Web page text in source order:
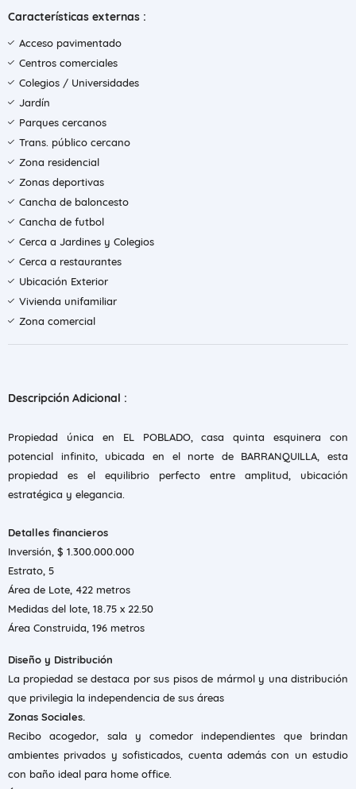
Características externas :
Acceso pavimentado
Centros comerciales
Colegios / Universidades
Jardín
Parques cercanos
Trans. público cercano
Zona residencial
Zonas deportivas
Cancha de baloncesto
Cancha de futbol
Cerca a Jardines y Colegios
Cerca a restaurantes
Ubicación Exterior
Vivienda unifamiliar
Zona comercial
Descripción Adicional :
Propiedad única en EL POBLADO, casa quinta esquinera con
potencial infinito, ubicada en el norte de BARRANQUILLA, esta
propiedad es el equilibrio perfecto entre amplitud, ubicación
estratégica y elegancia.
Detalles financieros
Inversión, $ 1.300.000.000
Estrato, 5
Área de Lote, 422 metros
Medidas del lote, 18.75 x 22.50
Área Construida, 196 metros
Diseño y Distribución
La propiedad se destaca por sus pisos de mármol y una distribución
que privilegia la independencia de sus áreas
Zonas Sociales.
Recibo acogedor, sala y comedor independientes que brindan
ambientes privados y sofisticados, cuenta además con un estudio
con baño ideal para home office.